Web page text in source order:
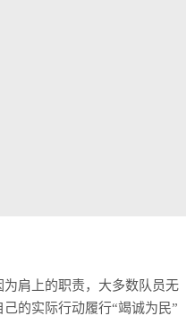
肩上的职责，大多数队员无
的实际行动履行“竭诚为民”